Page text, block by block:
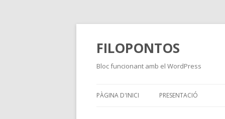
FILOPONTOS
Bloc funcionant amb el WordPress
PÀGINA D'INICI PRESENTACIÓ